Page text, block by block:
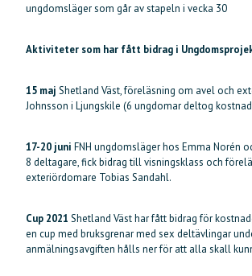
ungdomsläger som går av stapeln i vecka 30
Aktiviteter som har fått bidrag i
15 maj Shetland Väst, föreläsning om avel och
Johnsson i Ljungskile (6 ungdomar deltog
17-20 juni FNH ungdomsläger hos Emma Norén
8 deltagare, fick bidrag till visningsklass och
exteriördomare Tobias Sandahl.
Cup 2021 Shetland Väst har fått bidrag för
en cup med bruksgrenar med sex deltävlingar
anmälningsavgiften hålls ner för att alla skall